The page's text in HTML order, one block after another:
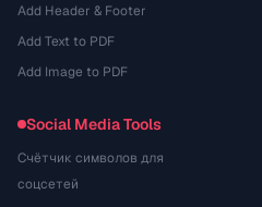
Add Header & Footer
Add Text to PDF
Add Image to PDF
Social Media Tools
Счётчик символов для
соцсетей